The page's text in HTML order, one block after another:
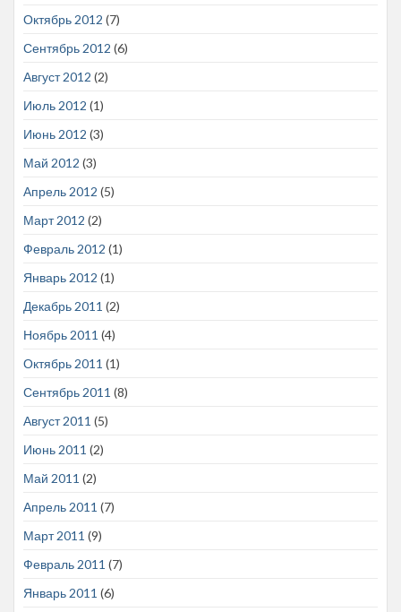
Октябрь 2012 (7)
Сентябрь 2012 (6)
Август 2012 (2)
Июль 2012 (1)
Июнь 2012 (3)
Май 2012 (3)
Апрель 2012 (5)
Март 2012 (2)
Февраль 2012 (1)
Январь 2012 (1)
Декабрь 2011 (2)
Ноябрь 2011 (4)
Октябрь 2011 (1)
Сентябрь 2011 (8)
Август 2011 (5)
Июнь 2011 (2)
Май 2011 (2)
Апрель 2011 (7)
Март 2011 (9)
Февраль 2011 (7)
Январь 2011 (6)